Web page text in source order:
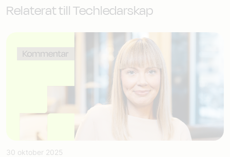
Relaterat till Techledarskap
30 oktober 2025